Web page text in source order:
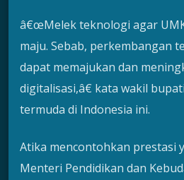
â€œMelek teknologi agar
maju. Sebab, perkembangan
dapat memajukan dan
digitalisasi,â€ kata wakil
termuda di Indonesia ini.
Atika mencontohkan prestasi
Menteri Pendidikan dan